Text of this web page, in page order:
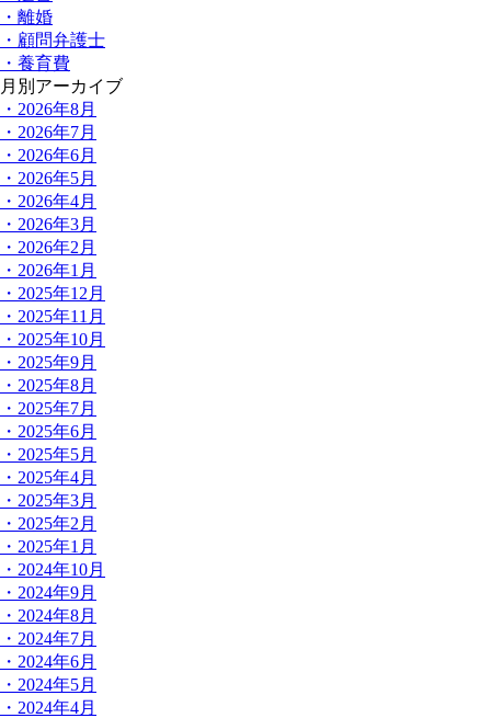
・離婚
・顧問弁護士
・養育費
月別アーカイブ
・2026年8月
・2026年7月
・2026年6月
・2026年5月
・2026年4月
・2026年3月
・2026年2月
・2026年1月
・2025年12月
・2025年11月
・2025年10月
・2025年9月
・2025年8月
・2025年7月
・2025年6月
・2025年5月
・2025年4月
・2025年3月
・2025年2月
・2025年1月
・2024年10月
・2024年9月
・2024年8月
・2024年7月
・2024年6月
・2024年5月
・2024年4月